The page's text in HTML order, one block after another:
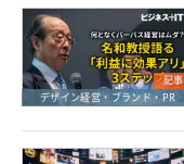
記事
デザイン経営・ブランド・PR